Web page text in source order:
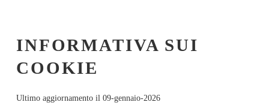
INFORMATIVA SUI
COOKIE
Ultimo aggiornamento il 09-gennaio-2026